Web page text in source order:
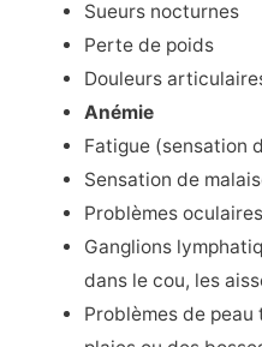
Sueurs nocturnes
Perte de poids
Douleurs
Anémie
Fatigue (sensation
Sensation de
Problèmes
Ganglions
dans le cou, les
Problèmes de peau